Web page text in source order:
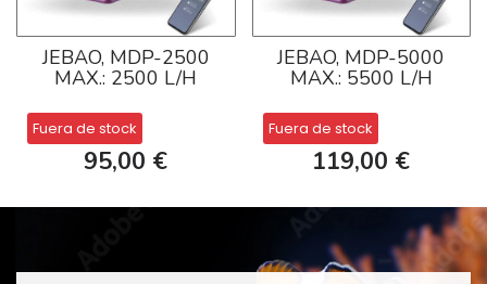
JEBAO, MDP-2500
MAX.: 2500 L/H
Fuera de stock
95,00 €
JEBAO, MDP-5000
MAX.: 5500 L/H
Fuera de stock
119,00 €